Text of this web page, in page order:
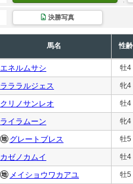
決勝写真
馬名 性齢
エネルムサシ 牡4
ラララルジェス 牝4
クリノサンレオ 牡4
ライラムーン 牝4
グレートブレス 牡5
カゼノカムイ 牡4
メイショウワカアユ 牡5